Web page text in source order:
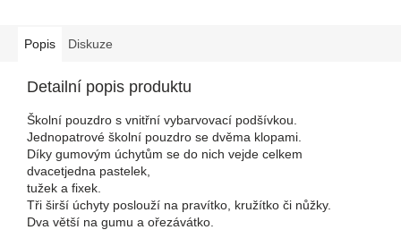
Popis Diskuze
Detailní popis produktu
Školní pouzdro s vnitřní vybarvovací podšívkou.
Jednopatrové školní pouzdro se dvěma klopami.
Díky gumovým úchytům se do nich vejde celkem
dvacetjedna pastelek,
tužek a fixek.
Tři širší úchyty poslouží na pravítko, kružítko či nůžky.
Dva větší na gumu a ořezávátko.